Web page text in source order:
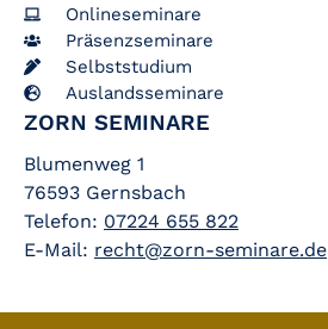
Onlineseminare
Präsenzseminare
Selbststudium
Auslandsseminare
ZORN SEMINARE
Blumenweg 1
76593 Gernsbach
Telefon: 07224 655 822
E-Mail: recht@zorn-seminare.de